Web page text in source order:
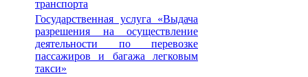
транспорта
Государственная услуга «Выдача
разрешения на осуществление
деятельности по перевозке
пассажиров и багажа легковым
такси»